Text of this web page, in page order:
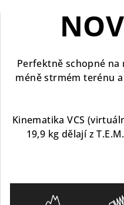
Perfektně schopné na
méně strmém terénu
Kinematika VCS
19,9 kg dělají z